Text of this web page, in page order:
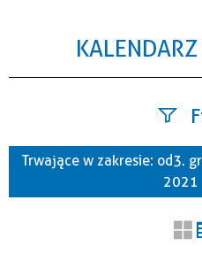
Szukana fraza
Trwające w zakresie: od 3.
2021